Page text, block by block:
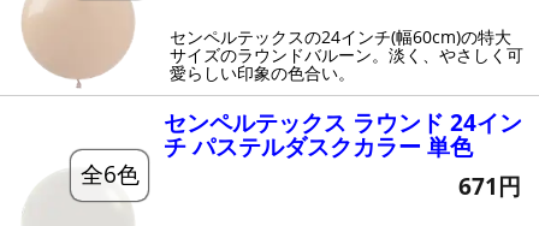
センペルテックスの24インチ(幅60cm)の特大
サイズのラウンドバルーン。淡く、やさしく可
愛らしい印象の色合い。
全6色
センペルテックス ラウンド 24イン
チ パステルダスクカラー 単色
671円